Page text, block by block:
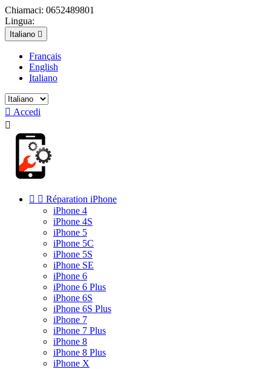
Chiamaci: 0652489801
Lingua:
Italiano 
Français
English
Italiano
 Accedi

  Réparation iPhone
iPhone 4
iPhone 4S
iPhone 5
iPhone 5C
iPhone 5S
iPhone SE
iPhone 6
iPhone 6 Plus
iPhone 6S
iPhone 6S Plus
iPhone 7
iPhone 7 Plus
iPhone 8
iPhone 8 Plus
iPhone X